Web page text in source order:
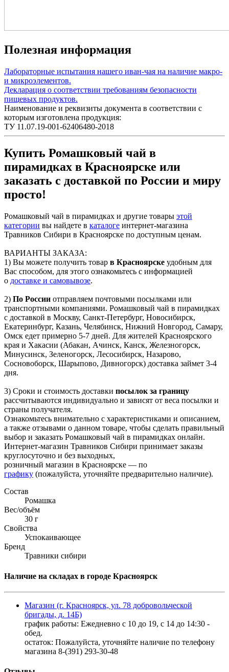
Полезная информация
Лабораторные испытания нашего иван-чая на наличие макро-
и микроэлементов.
Декларация о соответствии требованиям безопасности
пищевых продуктов.
Наименование и реквизиты документа в соответствии с
которым изготовлена продукция:
ТУ 11.07.19-001-62406480-2018
Купить Ромашковый чай в
пирамидках в Красноярске или
заказать с доставкой по России и миру
просто!
Ромашковый чай в пирамидках и другие товары этой
категории вы найдете в каталоге интернет-магазина
Травников Сибири в Красноярске по доступным ценам.
ВАРИАНТЫ ЗАКАЗА:
1) Вы можете получить товар в Красноярске удобным для
Вас способом, для этого ознакомьтесь с информацией
о доставке и самовывозе.
2) По России отправляем почтовыми посылками или
транспортными компаниями. Ромашковый чай в пирамидках
с доставкой в Москву, Санкт-Петербург, Новосибирск,
Екатеринбург, Казань, Челябинск, Нижний Новгород, Самару,
Омск едет примерно 5-7 дней. Для жителей Красноярского
края и Хакасии (Абакан, Ачинск, Канск, Железногорск,
Минусинск, Зеленогорск, Лесосибирск, Назарово,
Сосновоборск, Шарыпово, Дивногорск) доставка займет 3-4
дня.
3) Сроки и стоимость доставки посылок за границу
рассчитываются индивидуально и зависят от веса посылки и
страны получателя.
Ознакомьтесь внимательно с характеристиками и описанием,
а также отзывами о данном товаре, чтобы сделать правильный
выбор и заказать Ромашковый чай в пирамидках онлайн.
Интернет-магазин Травников Сибири принимает заказы
круглосуточно и без выходных,
розничный магазин в Красноярске — по
графику (пожалуйста, уточняйте предварительно наличие).
Состав
Ромашка
Вес/объём
30 г
Свойства
Успокаивающее
Бренд
Травники сибири
Наличие на складах в городе Красноярск
Магазин (г. Красноярск, ул. 78 добровольческой
бригады, д. 14Б)
график работы: Ежедневно с 10 до 19, с 14 до 14:30 -
обед.
остаток: Пожалуйста, уточняйте наличие по телефону
магазина 8-(391) 293-30-48